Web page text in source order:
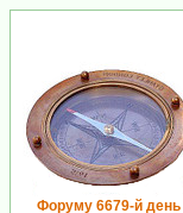
Форуму 6679-й день